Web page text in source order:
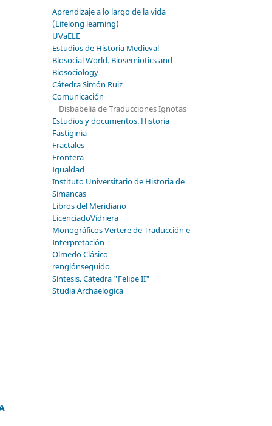
Aprendizaje a lo largo de la vida
(Lifelong learning)
UVaELE
Estudios de Historia Medieval
Biosocial World. Biosemiotics and
Biosociology
Cátedra Simón Ruiz
Comunicación
Disbabelia de Traducciones Ignotas
Estudios y documentos. Historia
Fastiginia
Fractales
Frontera
Igualdad
Instituto Universitario de Historia de
Simancas
Libros del Meridiano
LicenciadoVidriera
Monográficos Vertere de Traducción e
Interpretación
Olmedo Clásico
renglónseguido
Síntesis. Cátedra "Felipe II"
Studia Archaelogica